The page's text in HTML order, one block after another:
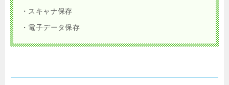
・スキャナ保存
・電子データ保存